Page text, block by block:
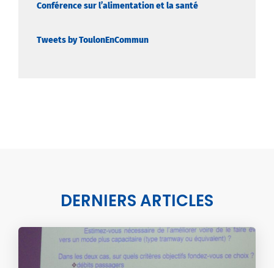
Conférence sur l’alimentation et la santé
Tweets by ToulonEnCommun
DERNIERS ARTICLES